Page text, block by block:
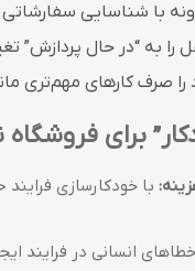
با شناسایی
به “در حال پردازش”
صرف کارهای مهم‌تری
برای
با خودکارسازی
انسانی در فرایند